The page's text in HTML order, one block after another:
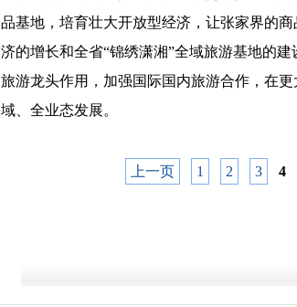
品基地，培育壮大开放型经济，让张家界的
济的增长和全省“锦绣潇湘”全域旅游基地的
旅游龙头作用，加强国际国内旅游合作，在
域、全业态发展。
上一页 1 2 3 4